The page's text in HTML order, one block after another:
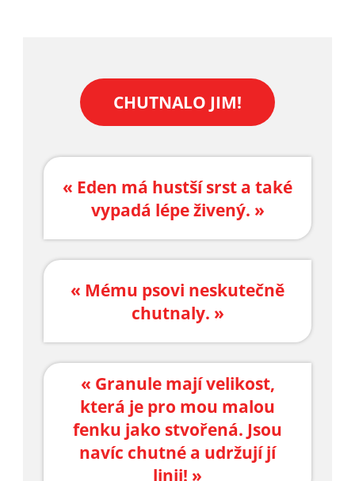
CHUTNALO JIM!
« Eden má hustší srst a také
vypadá lépe živený. »
« Mému psovi neskutečně
chutnaly. »
« Granule mají velikost,
která je pro mou malou
fenku jako stvořená. Jsou
navíc chutné a udržují jí
linii! »